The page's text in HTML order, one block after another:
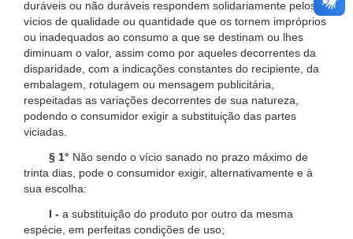
duráveis ou não duráveis respondem solidariamente pelos
vícios de qualidade ou quantidade que os tornem impróprios
ou inadequados ao consumo a que se destinam ou lhes
diminuam o valor, assim como por aqueles decorrentes da
disparidade, com a indicações constantes do recipiente, da
embalagem, rotulagem ou mensagem publicitária,
respeitadas as variações decorrentes de sua natureza,
podendo o consumidor exigir a substituição das partes
viciadas.
§ 1° Não sendo o vício sanado no prazo máximo de
trinta dias, pode o consumidor exigir, alternativamente e à
sua escolha:
I - a substituição do produto por outro da mesma
espécie, em perfeitas condições de uso;